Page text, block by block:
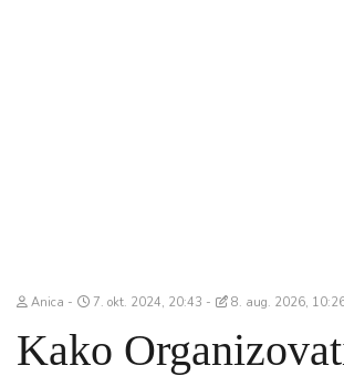
Anica 7. okt. 2024, 20:43 8. aug. 2026,
Kako